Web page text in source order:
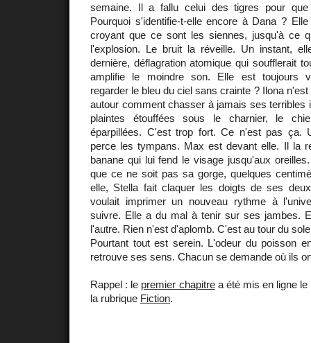
semaine. Il a fallu celui des tigres pour
Pourquoi s'identifie-t-elle encore à Dana ?
croyant que ce sont les siennes, jusqu'à ce
l'explosion. Le bruit la réveille. Un instant,
dernière, déflagration atomique qui soufflerait
amplifie le moindre son. Elle est toujours
regarder le bleu du ciel sans crainte ? Ilona
autour comment chasser à jamais ses terribles
plaintes étouffées sous le charnier, le
éparpillées. C'est trop fort. Ce n'est pas ça.
perce les tympans. Max est devant elle. Il la
banane qui lui fend le visage jusqu'aux
que ce ne soit pas sa gorge, quelques
elle, Stella fait claquer les doigts de ses
voulait imprimer un nouveau rythme à
suivre. Elle a du mal à tenir sur ses jambes.
l'autre. Rien n'est d'aplomb. C'est au tour du
Pourtant tout est serein. L'odeur du poisson
retrouve ses sens. Chacun se demande où ils
Rappel : le premier chapitrea été mis en ligne le
la rubrique Fiction.